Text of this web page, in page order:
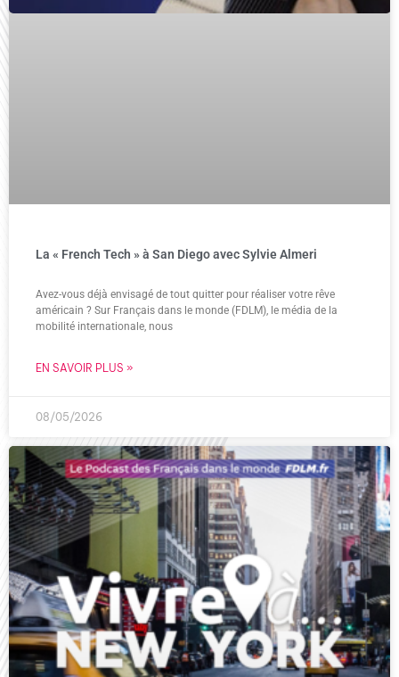
La « French Tech » à San Diego avec Sylvie Almeri
Avez-vous déjà envisagé de tout quitter pour réaliser votre rêve
américain ? Sur Français dans le monde (FDLM), le média de la
mobilité internationale, nous
EN SAVOIR PLUS »
08/05/2026